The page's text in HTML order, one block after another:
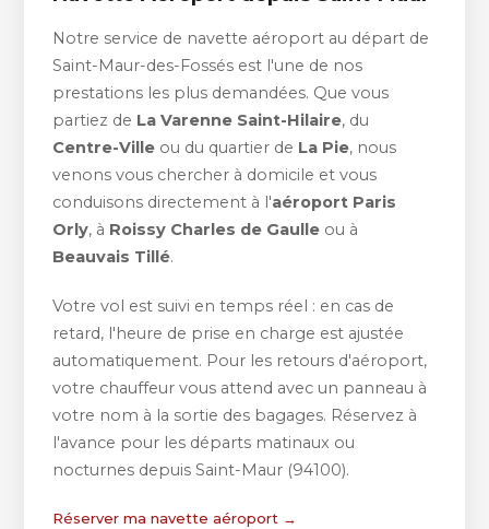
Notre service de navette aéroport au départ de
Saint-Maur-des-Fossés est l'une de nos
prestations les plus demandées. Que vous
partiez de La Varenne Saint-Hilaire, du
Centre-Ville ou du quartier de La Pie, nous
venons vous chercher à domicile et vous
conduisons directement à l'aéroport Paris
Orly, à Roissy Charles de Gaulle ou à
Beauvais Tillé.
Votre vol est suivi en temps réel : en cas de
retard, l'heure de prise en charge est ajustée
automatiquement. Pour les retours d'aéroport,
votre chauffeur vous attend avec un panneau à
votre nom à la sortie des bagages. Réservez à
l'avance pour les départs matinaux ou
nocturnes depuis Saint-Maur (94100).
Réserver ma navette aéroport →